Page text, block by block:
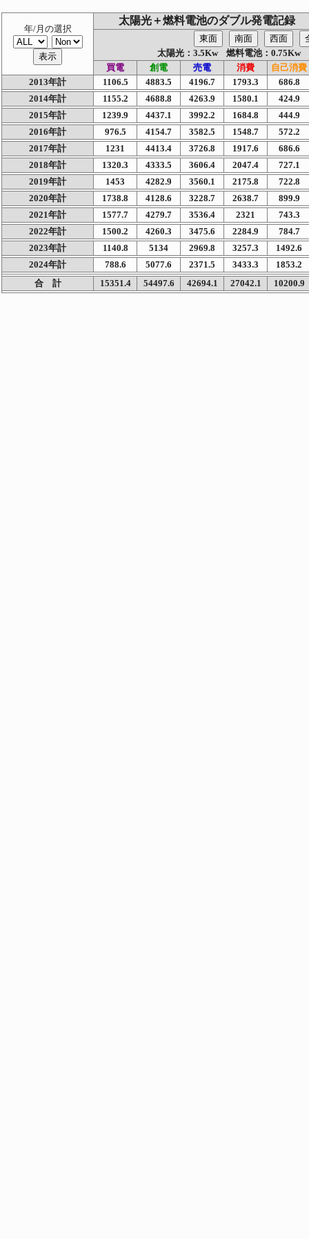
年/月の選択
太陽光＋燃料電池のダブル発電記録
太陽光：3.5Kw 燃料電池：0.75Kw
買電
創電 売電 消費
自己消費
2013年計
1106.5 4883.5 4196.7 1793.3
686.8
2014年計
1155.2 4688.8 4263.9 1580.1
424.9
2015年計
1239.9 4437.1 3992.2 1684.8
444.9
2016年計
976.5 4154.7 3582.5 1548.7
572.2
2017年計
1231 4413.4 3726.8 1917.6
686.6
2018年計
1320.3 4333.5 3606.4 2047.4
727.1
2019年計
1453 4282.9 3560.1 2175.8
722.8
2020年計
1738.8 4128.6 3228.7 2638.7
899.9
2021年計
1577.7 4279.7 3536.4 2321
743.3
2022年計
1500.2 4260.3 3475.6 2284.9
784.7
2023年計
1140.8 5134 2969.8 3257.3
1492.6
2024年計
788.6 5077.6 2371.5 3433.3
1853.2
合 計
15351.4 54497.6 42694.1 27042.1 10200.9